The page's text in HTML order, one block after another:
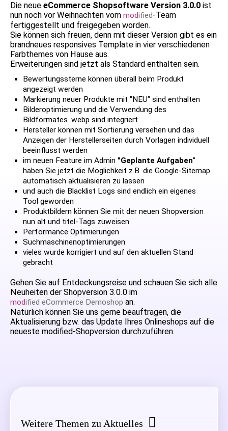
Die neue eCommerce Shopsoftware Version 3.0.0 ist
nun noch vor Weihnachten vom modified-Team
fertiggestellt und freigegeben worden.
Sie können sich freuen, denn mit dieser Version gibt es ein
brandneues responsives Template in vier verschiedenen
Farbthemes von Hause aus.
Erweiterungen sind jetzt als Standard enthalten sein.
Bewertungssterne können überall beim Produkt
angezeigt werden
Markierung neuer Produkte mit "NEU" sind enthalten
Bilderoptimierung und die Verwendung des
Bildformates .webp sind integriert
Hersteller können mit Sortierung versehen und das
Anzeigen der Herstellerseiten durch Vorlagen individuell
beeinflusst werden
im neuen Feature im Admin "Geplante Aufgaben"
haben Sie jetzt die Möglichkeit z.B. die Google-Sitemap
automatisch aktualisieren zu lassen
und auch die Blacklist Logs sind endlich ein eigenes
Tool geworden
Produktbildern können Sie mit der neuen Shopversion
nun alt und titel-Tags zuweisen
Performance Optimierungen
Suchmaschinenoptimierungen
vieles wurde korrigiert und auf den aktuellen Stand
gebracht
Gehen Sie auf Entdeckungsreise und schauen Sie sich alle
Neuheiten der Shopversion 3.0.0 im
modified eCommerce Demoshop an.
Natürlich können Sie uns gerne beauftragen, die
Aktualisierung bzw. das Update Ihres Onlineshops auf die
neueste modified-Shopversion durchzuführen.
Weitere Themen zu Aktuelles